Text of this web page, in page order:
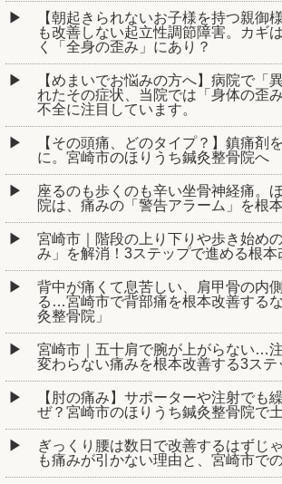
【朝起きられないお子様を持つ親御
も改善しない起立性調節障害。カギ
く「全身の歪み」にあり？
【めまいでお悩みの方へ】病院で「
れたその症状、当院では「身体の歪
不全に注目しています。
【その頭痛、どのタイプ？】鎮痛剤
に。宮崎市のほりうち鍼灸整骨院へ
座るのも歩くのも辛い坐骨神経痛。
院は、痛みの「警告アラーム」を根
宮崎市｜階段の上り下りや歩き始め
み」を解消！3ステップで進める根本
背中が痛くて息苦しい、肩甲骨の内
る…宮崎市で背部痛を根本改善する
灸整骨院」
宮崎市｜五十肩で腕が上がらない…
変わらない痛みを根本改善する3ステ
【肘の痛み】サポーターや注射でも
ぜ？宮崎市のほりうち鍼灸整骨院で
ぎっくり腰は数日で改善するはずじ
も痛みが引かない理由と、宮崎市で